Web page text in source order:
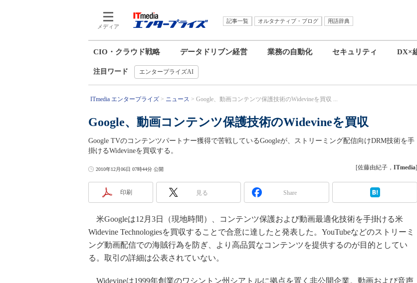
メディア
記事一覧 オルタナティブ・ブログ
用語辞典
CIO・クラウド戦略 データドリブン経営 業務の自動化 セキュリティ DX×
注目ワード エンタープライズAI
ITmedia エンタープライズ ニュース Google、動画コンテンツ保護技術のWidevineを買収 ...
Google、動画コンテンツ保護技術のWidevineを買収
Google TVのコンテンツパートナー獲得で苦戦しているGoogleが、ストリーミング配信向けDRM技術を手
掛けるWidevineを買収する。
2010年12月06日 07時44分 公開 [佐藤由紀子， ITmedia]
印刷 見る Share
米Googleは12月3日（現地時間）、コンテンツ保護および動画最適化技術を手掛ける米
Widevine Technologiesを買収することで合意に達したと発表した。YouTubeなどのストリーミ
ング動画配信での海賊行為を防ぎ、より高品質なコンテンツを提供するのが目的としてい
る。取引の詳細は公表されていない。
Widevineは1999年創業のワシントン州シアトルに拠点を置く非公開企業。動画および音声